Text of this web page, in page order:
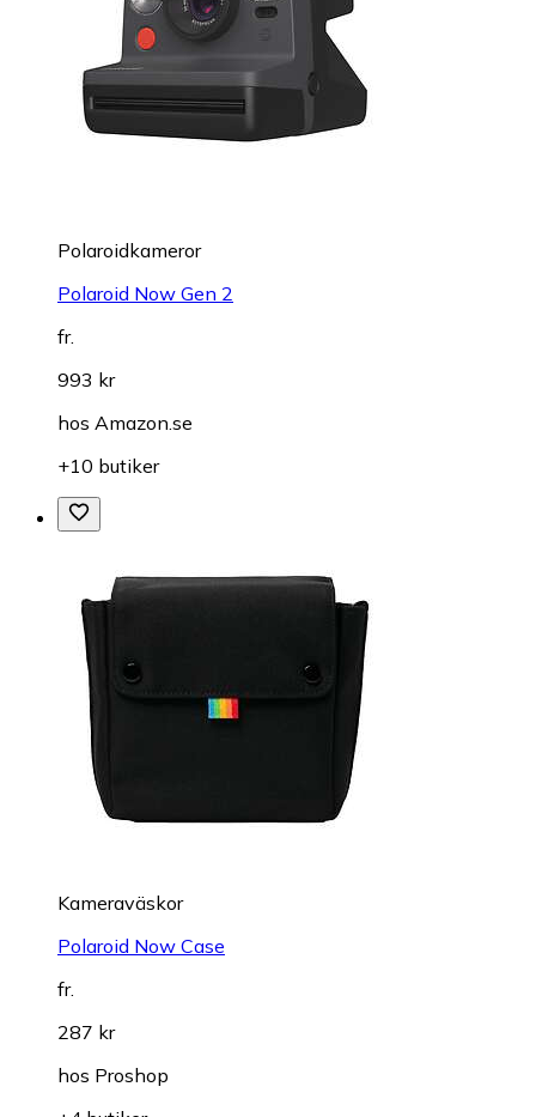
Polaroidkameror
Polaroid Now Gen 2
fr.
993 kr
hos Amazon.se
+10 butiker
Kameraväskor
Polaroid Now Case
fr.
287 kr
hos Proshop